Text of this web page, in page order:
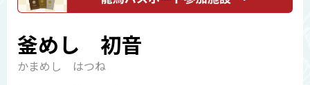
釜めし 初音
かまめし はつね